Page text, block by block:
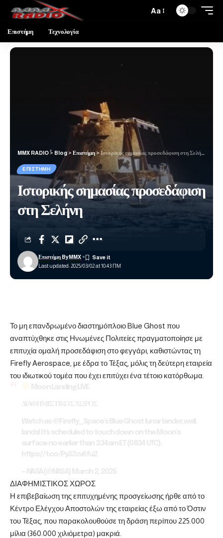
Aa
Επιστήμη Τεχνολογία
MMX RADIO> Blog > Επιστήμη > Ιστορικής σημασίας προσεδάφιση στη Σελήνη
ΕΠΙΣΤΉΜΗ
Ιστορικής σημασίας προσεδάφιση
στη Σελήνη
Last updated: 2025/03/02 at 10:43 ΠΜ
Επιστήμη ByMMX
Το μη επανδρωμένο διαστημόπλοιο Blue Ghost που
αναπτύχθηκε στις Ηνωμένες Πολιτείες πραγματοποίησε με
επιτυχία ομαλή προσεδάφιση στο φεγγάρι, καθιστώντας τη
Firefly Aerospace, με έδρα το Τέξας, μόλις τη δεύτερη εταιρεία
του ιδιωτικού τομέα που έχει επιτύχει ένα τέτοιο κατόρθωμα.
ΔΙΑΦΗΜΙΣΤΙΚΟΣ ΧΩΡΟΣ
Η επιβεβαίωση της επιτυχημένης προσγείωσης ήρθε από το
Κέντρο Ελέγχου Αποστολών της εταιρείας έξω από το Όστιν
του Τέξας, που παρακολουθούσε τη δράση περίπου 225.000
μίλια (360.000 χιλιόμετρα) μακριά.